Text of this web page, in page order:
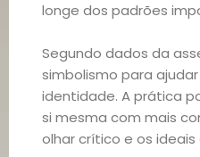
longe dos padrões
Segundo dados da
simbolismo para
identidade. A prática
si mesma com mais
olhar crítico e os